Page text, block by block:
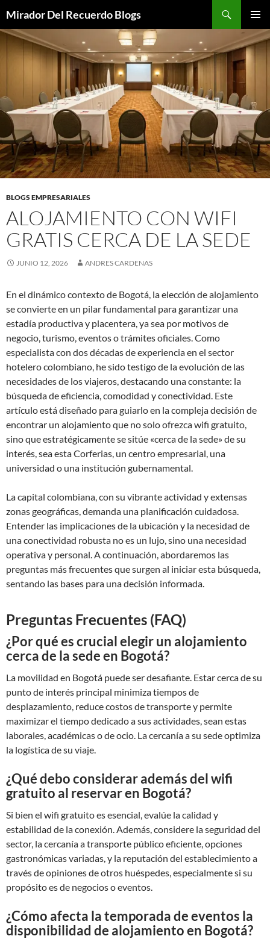
contenido
Mirador Del Recuerdo Blogs
MENÚ
BLOGS EMPRESARIALES
ALOJAMIENTO CON WIFI
GRATIS CERCA DE LA SEDE
JUNIO 12, 2026 ANDRES CARDENAS
En el dinámico contexto de Bogotá, la elección de alojamiento
se convierte en un pilar fundamental para garantizar una
estadía productiva y placentera, ya sea por motivos de
negocio, turismo, eventos o trámites oficiales. Como
especialista con dos décadas de experiencia en el sector
hotelero colombiano, he sido testigo de la evolución de las
necesidades de los viajeros, destacando una constante: la
búsqueda de eficiencia, comodidad y conectividad. Este
artículo está diseñado para guiarlo en la compleja decisión de
encontrar un alojamiento que no solo ofrezca wifi gratuito,
sino que estratégicamente se sitúe «cerca de la sede» de su
interés, sea esta Corferias, un centro empresarial, una
universidad o una institución gubernamental.
La capital colombiana, con su vibrante actividad y extensas
zonas geográficas, demanda una planificación cuidadosa.
Entender las implicaciones de la ubicación y la necesidad de
una conectividad robusta no es un lujo, sino una necesidad
operativa y personal. A continuación, abordaremos las
preguntas más frecuentes que surgen al iniciar esta búsqueda,
sentando las bases para una decisión informada.
Preguntas Frecuentes (FAQ)
¿Por qué es crucial elegir un alojamiento
cerca de la sede en Bogotá?
La movilidad en Bogotá puede ser desafiante. Estar cerca de su
punto de interés principal minimiza tiempos de
desplazamiento, reduce costos de transporte y permite
maximizar el tiempo dedicado a sus actividades, sean estas
laborales, académicas o de ocio. La cercanía a su sede optimiza
la logística de su viaje.
¿Qué debo considerar además del wifi
gratuito al reservar en Bogotá?
Si bien el wifi gratuito es esencial, evalúe la calidad y
estabilidad de la conexión. Además, considere la seguridad del
sector, la cercanía a transporte público eficiente, opciones
gastronómicas variadas, y la reputación del establecimiento a
través de opiniones de otros huéspedes, especialmente si su
propósito es de negocios o eventos.
¿Cómo afecta la temporada de eventos la
disponibilidad de alojamiento en Bogotá?